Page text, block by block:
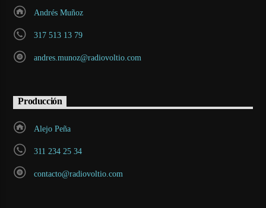
Andrés Muñoz
317 513 13 79
andres.munoz@radiovoltio.com
Producción
Alejo Peña
311 234 25 34
contacto@radiovoltio.com